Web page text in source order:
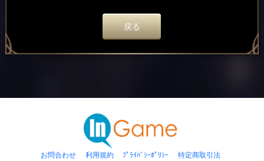
戻る
お問合わせ 利用規約 ﾌﾟﾗｲﾊﾞｼｰﾎﾟﾘｼｰ 特定商取引法